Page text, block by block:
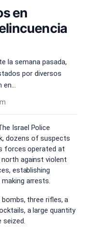
en
la semana pasada,
por diversos
Israel Police
dozens of suspects
forces operated at
against violent
establishing
arrests.
bombs, three rifles, a
a large quantity